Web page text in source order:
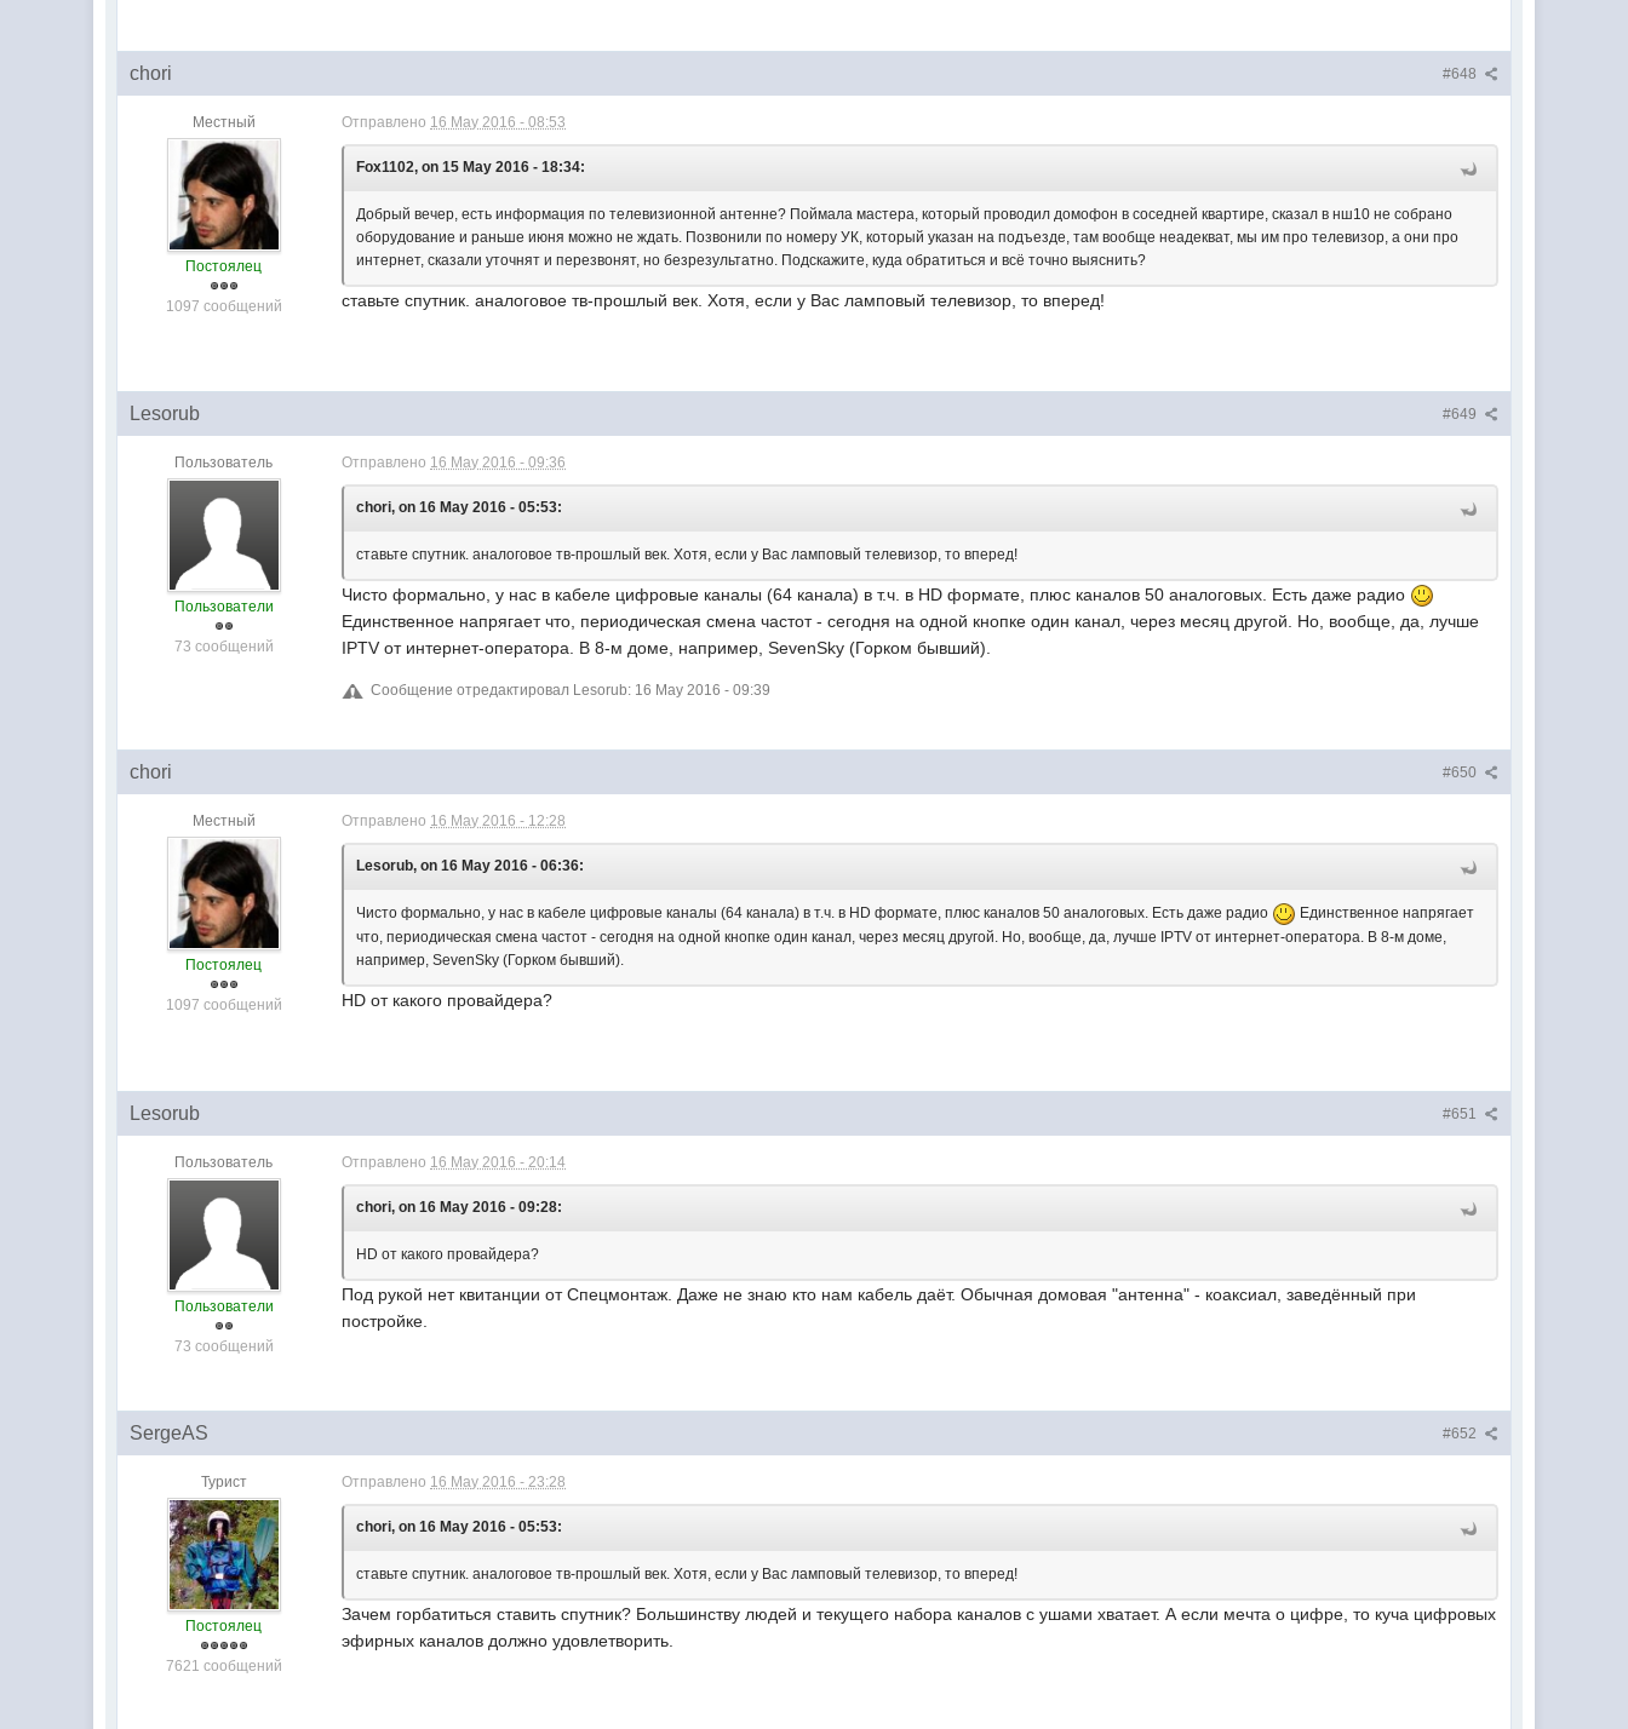
#648
chori
Местный
Постоялец
1097 сообщений
Отправлено 16 May 2016 - 08:53
Fox1102, on 15 May 2016 - 18:34:
Добрый вечер, есть информация по телевизионной антенне? Поймала мастера, который проводил домофон в соседней квартире, сказал в нш10 не собрано
оборудование и раньше июня можно не ждать. Позвонили по номеру УК, который указан на подъезде, там вообще неадекват, мы им про телевизор, а они про
интернет, сказали уточнят и перезвонят, но безрезультатно. Подскажите, куда обратиться и всё точно выяснить?
ставьте спутник. аналоговое тв-прошлый век. Хотя, если у Вас ламповый телевизор, то вперед!
#649
Lesorub
Пользователь
Пользователи
73 сообщений
Отправлено 16 May 2016 - 09:36
chori, on 16 May 2016 - 05:53:
ставьте спутник. аналоговое тв-прошлый век. Хотя, если у Вас ламповый телевизор, то вперед!
Чисто формально, у нас в кабеле цифровые каналы (64 канала) в т.ч. в HD формате, плюс каналов 50 аналоговых. Есть даже радио
Единственное напрягает что, периодическая смена частот - сегодня на одной кнопке один канал, через месяц другой. Но, вообще, да, лучше
IPTV от интернет-оператора. В 8-м доме, например, SevenSky (Горком бывший).
Сообщение отредактировал Lesorub: 16 May 2016 - 09:39
#650
chori
Местный
Постоялец
1097 сообщений
Отправлено 16 May 2016 - 12:28
Lesorub, on 16 May 2016 - 06:36:
Чисто формально, у нас в кабеле цифровые каналы (64 канала) в т.ч. в HD формате, плюс каналов 50 аналоговых. Есть даже радио
Единственное напрягает
что, периодическая смена частот - сегодня на одной кнопке один канал, через месяц другой. Но, вообще, да, лучше IPTV от интернет-оператора. В 8-м доме,
например, SevenSky (Горком бывший).
HD от какого провайдера?
#651
Lesorub
Пользователь
Пользователи
73 сообщений
Отправлено 16 May 2016 - 20:14
chori, on 16 May 2016 - 09:28:
HD от какого провайдера?
Под рукой нет квитанции от Спецмонтаж. Даже не знаю кто нам кабель даёт. Обычная домовая "антенна" - коаксиал, заведённый при
постройке.
#652
SergeAS
Турист
Постоялец
7621 сообщений
Отправлено 16 May 2016 - 23:28
chori, on 16 May 2016 - 05:53:
ставьте спутник. аналоговое тв-прошлый век. Хотя, если у Вас ламповый телевизор, то вперед!
Зачем горбатиться ставить спутник? Большинству людей и текущего набора каналов с ушами хватает. А если мечта о цифре, то куча цифровых
эфирных каналов должно удовлетворить.